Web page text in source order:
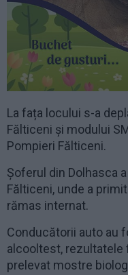
La fața locului s-a
Fălticeni și modului
Pompieri Fălticeni.
Șoferul din Dolhasca
Fălticeni, unde a
rămas internat.
Conducătorii auto au
alcooltest, rezultatele
prelevat mostre